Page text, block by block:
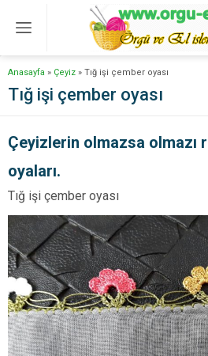
Anasayfa » Çeyiz » Tığ işi çember oyası
Tığ işi çember oyası
Çeyizlerin olmazsa olmazı
oyaları.
Tığ işi çember oyası